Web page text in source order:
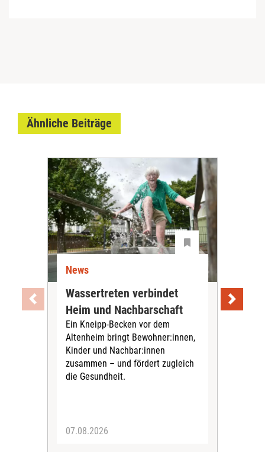
Ähnliche Beiträge
News
Wassertreten verbindet
Heim und Nachbarschaft
Ein Kneipp-Becken vor dem
Altenheim bringt Bewohner:innen,
Kinder und Nachbar:innen
zusammen – und fördert zugleich
die Gesundheit.
07.08.2026